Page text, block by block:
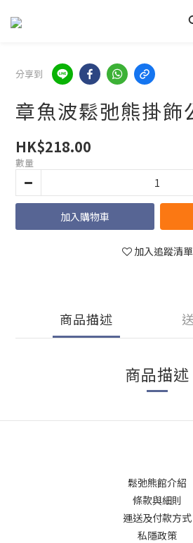
分享到
章魚波鬆弛熊掛飾
HK$218.00
數量
加入購物車
加入追蹤清單
商品描述
商品描述
鬆弛熊館介紹
條款與細則
運送及付款方式
私隱政策